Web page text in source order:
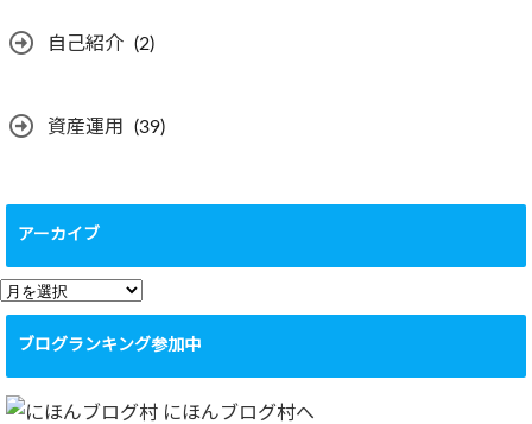
自己紹介 (2)
資産運用 (39)
アーカイブ
ア
ー
イ
ブ
ブログランキング参加中